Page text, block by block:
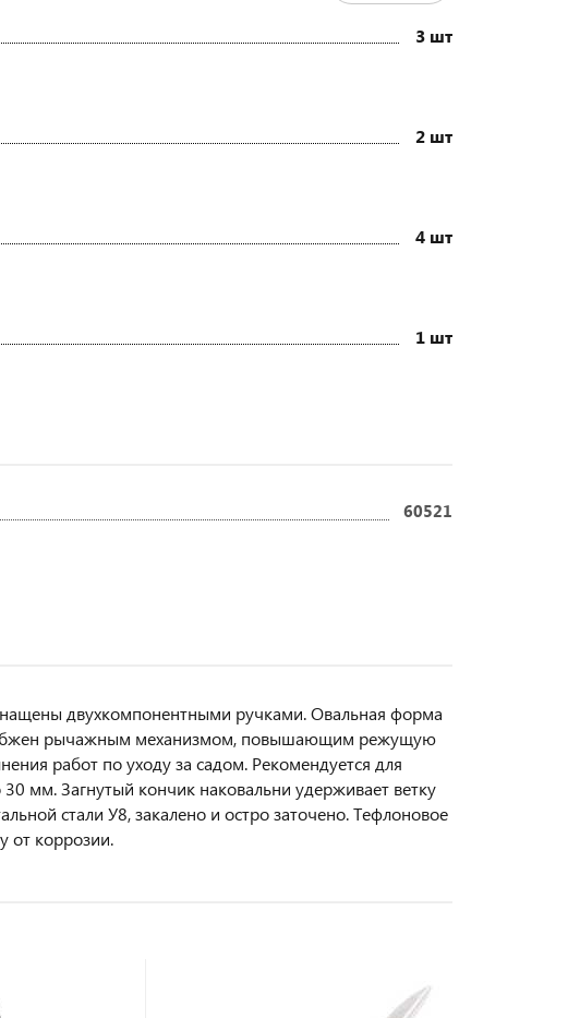
3 шт
2 шт
4 шт
1 шт
60521
двухкомпонентными ручками. Овальная форма
рычажным механизмом, повышающим режущую
работ по уходу за садом. Рекомендуется для
мм. Загнутый кончик наковальни удерживает ветку
стали У8, закалено и остро заточено. Тефлоновое
от коррозии.